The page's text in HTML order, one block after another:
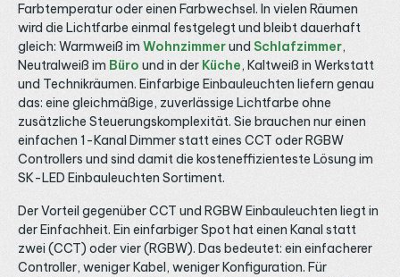
Farbtemperatur oder einen Farbwechsel. In vielen Räumen
wird die Lichtfarbe einmal festgelegt und bleibt dauerhaft
gleich: Warmweiß imWohnzimmerund Schlafzimmer,
Neutralweiß im Büro und in der Küche, Kaltweiß in Werkstatt
und Technikräumen. Einfarbige Einbauleuchten liefern genau
das: eine gleichmäßige, zuverlässige Lichtfarbe ohne
zusätzliche Steuerungskomplexität. Sie brauchen nur einen
einfachen 1-Kanal Dimmer statt eines CCT oder RGBW
Controllers und sind damit die kosteneffizienteste Lösung im
SK-LED Einbauleuchten Sortiment.
Der Vorteil gegenüber CCT und RGBW Einbauleuchten liegt in
der Einfachheit. Ein einfarbiger Spot hat einen Kanal statt
zwei (CCT) oder vier (RGBW). Das bedeutet: ein einfacherer
Controller, weniger Kabel, weniger Konfiguration. Für